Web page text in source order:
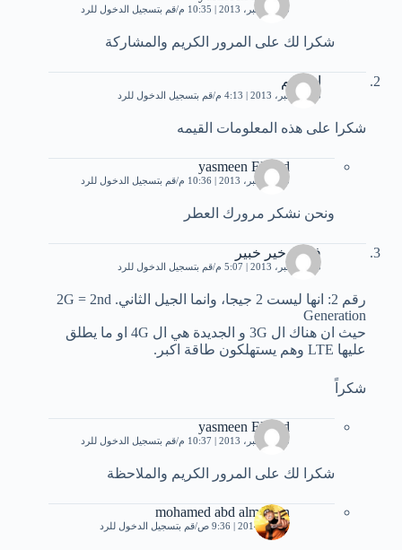
25 ديسمبر، 2013 | 10:35 م قم بتسجيل الدخول للرد
شكرا لك على المرور الكريم والمشاركة
ابراهيم
23 ديسمبر، 2013 | 4:13 م قم بتسجيل الدخول للرد
شكرا على هذه المعلومات القيمه
yasmeen Elsayd
25 ديسمبر، 2013 | 10:36 م قم بتسجيل الدخول للرد
ونحن نشكر مرورك العطر
فاعل خير خبير
23 ديسمبر، 2013 | 5:07 م قم بتسجيل الدخول للرد
رقم 2: انها ليست 2 جيجا، وانما الجيل الثاني. 2G = 2nd
Generation
حيث ان هناك ال 3G و الجديدة هي ال 4G او ما يطلق
عليها LTE وهم يستهلكون طاقة اكبر.
شكراً
yasmeen Elsayd
25 ديسمبر، 2013 | 10:37 م قم بتسجيل الدخول للرد
شكرا لك على المرور الكريم والملاحظة
mohamed abd almohsin
3 يناير، 2014 | 9:36 ص قم بتسجيل الدخول للرد